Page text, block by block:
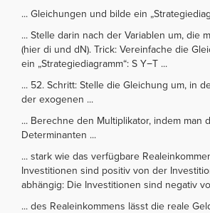
... Gleichungen und bilde ein
... Stelle darin nach der Variablen um, die
(hier di und dN). Trick: Vereinfache die
ein „Strategiediagramm“: S Y−T ...
... 52. Schritt: Stelle die Gleichung um, in
der exogenen ...
... Berechne den Multiplikator, indem man
Determinanten ...
... stark wie das verfügbare
Investitionen sind positiv von der
abhängig: Die Investitionen sind negativ
... des Realeinkommens lässt die reale